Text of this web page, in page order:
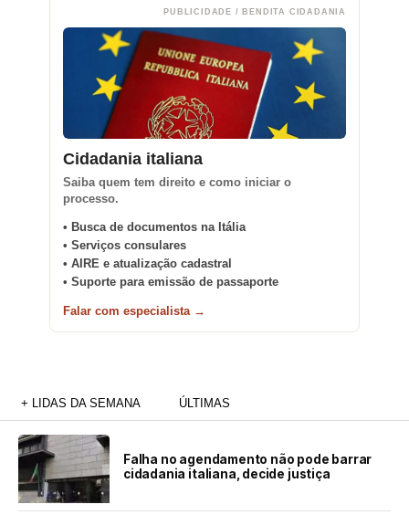
PUBLICIDADE / BENDITA CIDADANIA
Cidadania italiana
Saiba quem tem direito e como iniciar o
processo.
• Busca de documentos na Itália
• Serviços consulares
• AIRE e atualização cadastral
• Suporte para emissão de passaporte
Falar com especialista →
+ LIDAS DA SEMANA ÚLTIMAS
Falha no agendamento não pode barrar
cidadania italiana, decide justiça